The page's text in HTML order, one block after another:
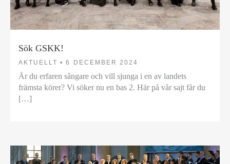
Sök GSKK!
AKTUELLT • 6 DECEMBER 2024
Är du erfaren sångare och vill sjunga i en av landets
främsta körer? Vi söker nu en bas 2. Här på vår sajt får du
[…]